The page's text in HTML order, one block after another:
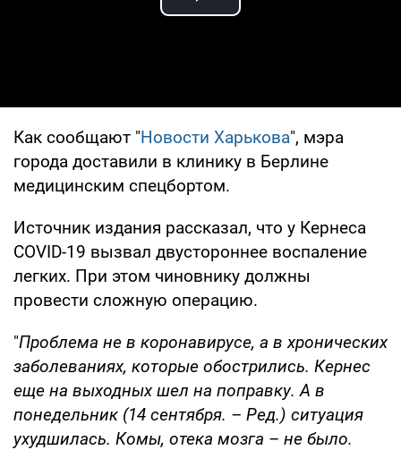
Play Video
Как сообщают "Новости Харькова", мэра
города доставили в клинику в Берлине
медицинским спецбортом.
Источник издания рассказал, что у Кернеса
COVID-19 вызвал двустороннее воспаление
легких. При этом чиновнику должны
провести сложную операцию.
"Проблема не в коронавирусе, а в хронических
заболеваниях, которые обострились. Кернес
еще на выходных шел на поправку. А в
понедельник (14 сентября. – Ред.) ситуация
ухудшилась. Комы, отека мозга – не было.